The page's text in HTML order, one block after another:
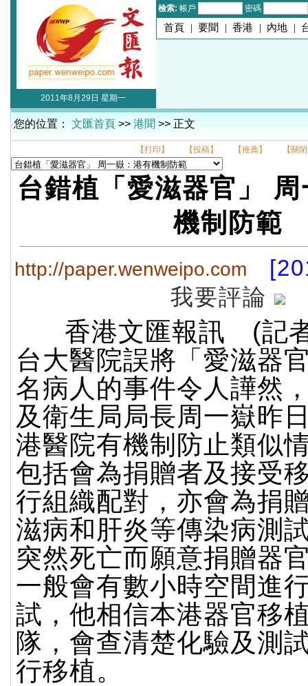
檢索: 帳戶 密碼
首頁 | 要聞 | 香港 | 內地 |
2011年8月29日 星期一
您的位置： 文匯首頁 >> 港聞 >> 正文
【打印】 【投稿】 【推薦】 【關
台錯植「愛滋器官」
機制防範
http://paper.wenweipo.com
我要評論
香港文匯報訊 (記
台大醫院誤將「愛滋器
名病人的事件令人譁然
及衛生局局長周一嶽昨
港醫院有機制防止類似
包括會為捐贈者及接受
行組織配對，亦會為捐
滋病和肝炎等傳染病測
突然死亡而願意捐贈器
一般會有數小時空間進
試，他相信本港器官移
隊，會查清楚化驗及測
行移植。